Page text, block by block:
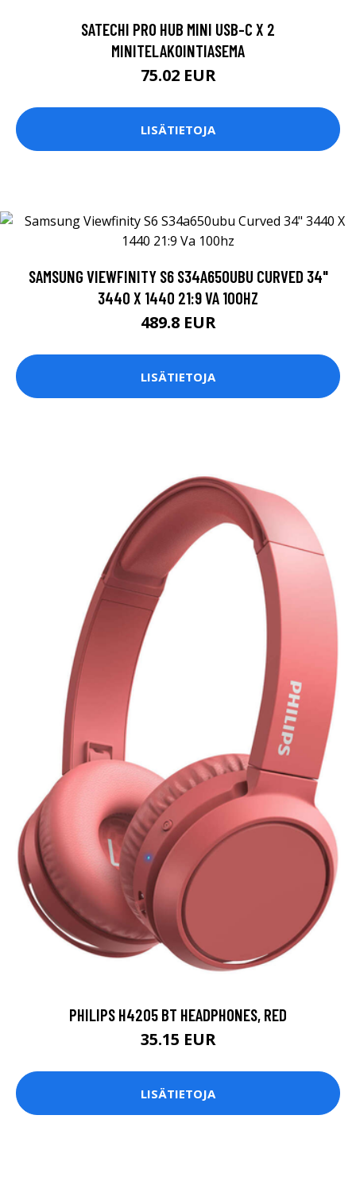
SATECHI PRO HUB MINI USB-C X 2
MINITELAKOINTIASEMA
75.02 EUR
LISÄTIETOJA
SAMSUNG VIEWFINITY S6 S34A650UBU CURVED 34"
3440 X 1440 21:9 VA 100HZ
489.8 EUR
LISÄTIETOJA
PHILIPS H4205 BT HEADPHONES, RED
35.15 EUR
LISÄTIETOJA